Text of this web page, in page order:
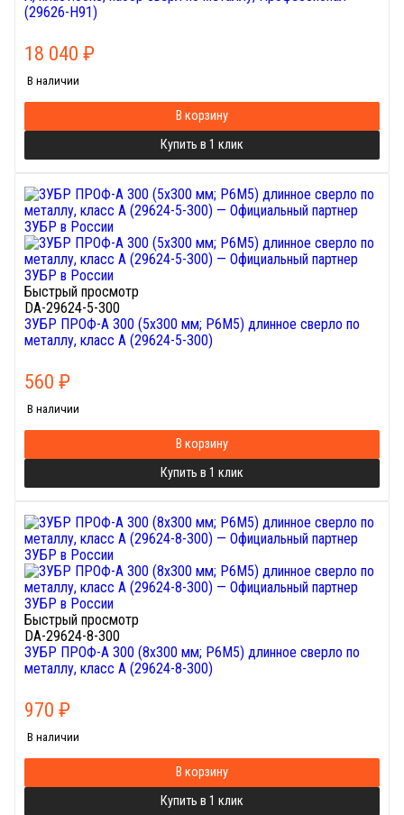
(29626-H91)
18 040 ₽
В наличии
В корзину
Купить в 1 клик
Быстрый просмотр
DA-29624-5-300
ЗУБР ПРОФ-А 300 (5х300 мм; Р6М5) длинное сверло по
металлу, класс А (29624-5-300)
560 ₽
В наличии
В корзину
Купить в 1 клик
Быстрый просмотр
DA-29624-8-300
ЗУБР ПРОФ-А 300 (8х300 мм; Р6М5) длинное сверло по
металлу, класс А (29624-8-300)
970 ₽
В наличии
В корзину
Купить в 1 клик